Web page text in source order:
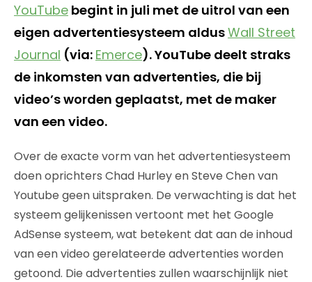
YouTube begint in juli met de uitrol van een
eigen advertentiesysteem aldusWall Street
Journal (via: Emerce). YouTube deelt straks
de inkomsten van advertenties, die bij
video’s worden geplaatst, met de maker
van een video.
Over de exacte vorm van het advertentiesysteem
doen oprichters Chad Hurley en Steve Chen van
Youtube geen uitspraken. De verwachting is dat het
systeem gelijkenissen vertoont met het Google
AdSense systeem, wat betekent dat aan de inhoud
van een video gerelateerde advertenties worden
getoond. Die advertenties zullen waarschijnlijk niet